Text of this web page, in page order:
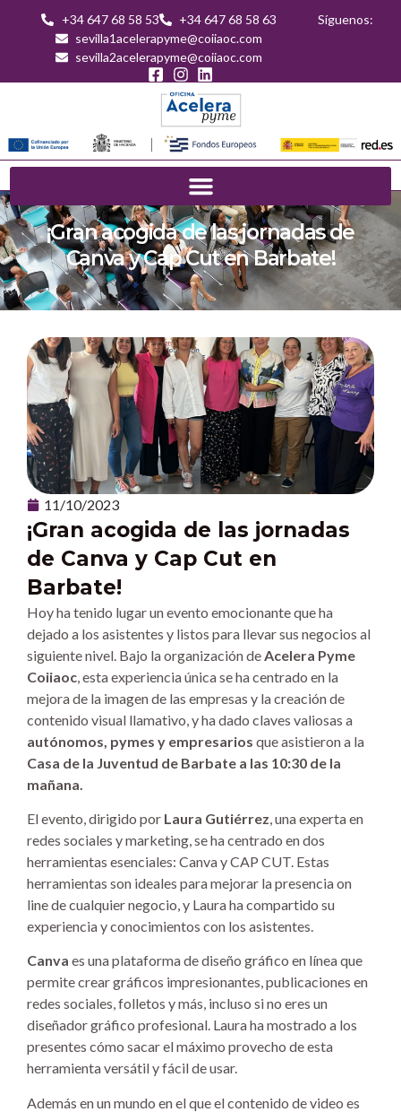
+34 647 68 58 53
+34 647 68 58 63
sevilla1acelerapyme@coiiaoc.com
sevilla2acelerapyme@coiiaoc.com
Síguenos:
¡Gran acogida de las jornadas de
Canva y Cap Cut en Barbate!
11/10/2023
¡Gran acogida de las jornadas
de Canva y Cap Cut en
Barbate!
Hoy ha tenido lugar un evento emocionante que ha
dejado a los asistentes y listos para llevar sus negocios al
siguiente nivel. Bajo la organización de Acelera Pyme
Coiiaoc , esta experiencia única se ha centrado en la
mejora de la imagen de las empresas y la creación de
contenido visual llamativo, y ha dado claves valiosas a
autónomos, pymes y empresarios que asistieron a la
Casa de la Juventud de Barbate a las 10:30 de la
mañana.
El evento, dirigido por Laura Gutiérrez, una experta en
redes sociales y marketing, se ha centrado en dos
herramientas esenciales: Canva y CAP CUT. Estas
herramientas son ideales para mejorar la presencia on
line de cualquier negocio, y Laura ha compartido su
experiencia y conocimientos con los asistentes.
Canva es una plataforma de diseño gráfico en línea que
permite crear gráficos impresionantes, publicaciones en
redes sociales, folletos y más, incluso si no eres un
diseñador gráfico profesional. Laura ha mostrado a los
presentes cómo sacar el máximo provecho de esta
herramienta versátil y fácil de usar.
Además en un mundo en el que el contenido de video es